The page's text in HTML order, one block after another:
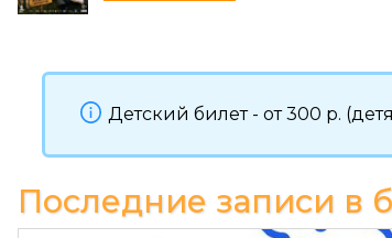
Детский билет - от 300 р.
Последние записи в